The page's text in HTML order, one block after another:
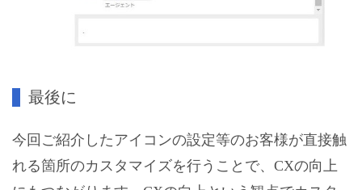
最後に
今回ご紹介したアイコンの設定等のお客様が直接触
れる箇所のカスタマイズを行うことで、CXの向上